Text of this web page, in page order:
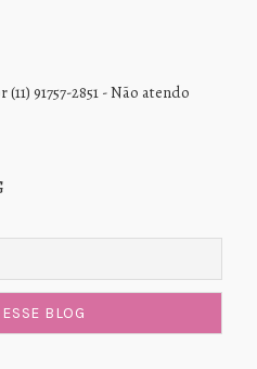
91757-2851 - Não atendo